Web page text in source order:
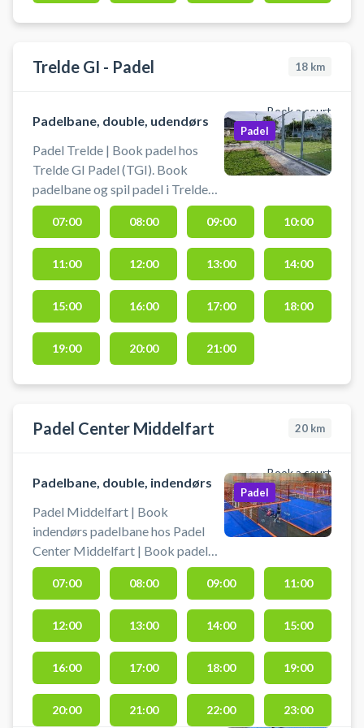
Trelde GI - Padel 18 km
Book a court
Padelbane, double, udendørs
Padel Trelde | Book padel hos
Trelde GI Padel (TGI). Book
padelbane og spil padel i Trelde
ved Fredericia på en udendørs
double padelbane i naturskønne
omgivelser tæt på bl.a. Høll
Strand. TGI Padel beliggende på
Bøgeskovvej 37C, 7000
Fredericia, byder på udendørs
padel og gratis parkering ved
Bøgeskovhallen kun få kilometer
fra Fredericia og Høll Strand.
Medbring selv bat og bolde ved
Padel
07:00 08:00 09:00 10:00
11:00 12:00 13:00 14:00
15:00 16:00 17:00 18:00
19:00 20:00 21:00
Padel Center Middelfart 20 km
Book a court
Padelbane, double, indendørs
Padel Middelfart | Book
indendørs padelbane hos Padel
Center Middelfart | Book padel
hos Padel Center Middelfart og
spil padel i Middelfart på en af fire
indendørs doublebaner i
padelcentret. Hos Padel Center
Middelfart er der gratis parkering
foran padelcentret på Korsholm
Alle 19, 5500 Middelfart, som
byder på omklædningsfaciliteter
Padel
07:00 08:00 09:00 11:00
12:00 13:00 14:00 15:00
16:00 17:00 18:00 19:00
20:00 21:00 22:00 23:00